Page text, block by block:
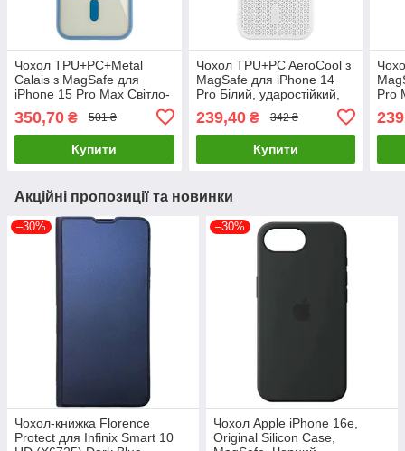
Чохол TPU+PC+Metal
Calais з MagSafe для
iPhone 15 Pro Max Світло-
захистом від подряпин
350,70 ₴ 501 ₴
Купити
Чохол TPU+PC AeroCool з
MagSafe для iPhone 14
Pro Білий, ударостійкий,
подряпин
239,40₴ 342 ₴
Купити
Pro
від
Акційні пропозиції та новинки
–30%
Чохол-книжка Florence
Protect для Infinix Smart 10
–30%
Чохол Apple iPhone 16e,
Original Silicon Case,